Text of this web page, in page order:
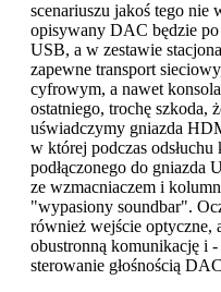
scenariuszu jakoś tego
opisywany DAC będzie
USB, a w zestawie
zapewne transport
cyfrowym, a nawet
ostatniego, trochę szkoda,
uświadczymy gniazda
w której podczas odsłuchu
podłączonego do gniazda
ze wzmacniaczem i
"wypasiony soundbar".
również wejście optyczne,
obustronną komunikację i
sterowanie głośnością